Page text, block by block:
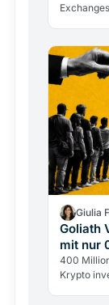
Giulia
Goliath
mit nur
400
Krypto